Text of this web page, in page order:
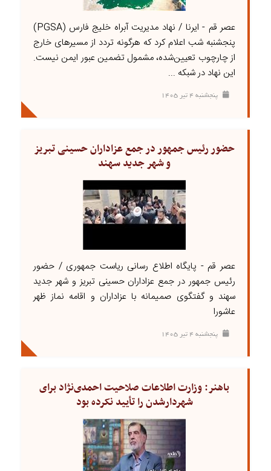
عصر قم - ایرنا / نهاد مدیریت آبراه خلیج فارس (PGSA)
پنجشنبه شب اعلام کرد که هرگونه تردد از مسیرهای خارج
از چارچوب تعیین‌شده، مشمول تضمین عبور ایمن نیست.
این نهاد در شبکه ...
پنجشنبه ۴ تير ۱۴۰۵
حضور رئیس جمهور در جمع عزاداران حسینی تبریز
و شهر جدید سهند
عصر قم - پایگاه اطلاع رسانی ریاست جمهوری / حضور
رئیس جمهور در جمع عزاداران حسینی تبریز و شهر جدید
سهند و گفتگوی صمیمانه با عزاداران و اقامه نماز ظهر
عاشورا
پنجشنبه ۴ تير ۱۴۰۵
باهنر: وزارت اطلاعات صلاحیت احمدی‌نژاد برای
شهردارشدن را تأیید نکرده بود